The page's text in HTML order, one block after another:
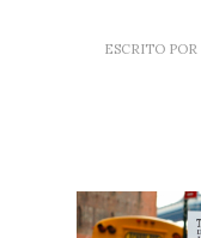
ESCRITO POR